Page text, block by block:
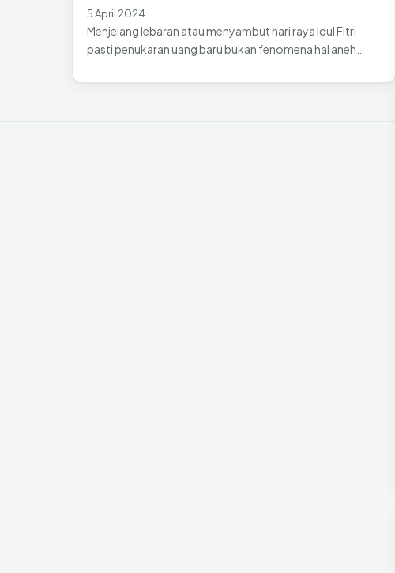
5 April 2024
Menjelang lebaran atau menyambut hari raya Idul Fitri
pasti penukaran uang baru bukan fenomena hal aneh…